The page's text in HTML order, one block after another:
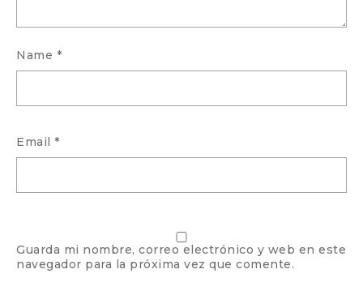
Name *
Email *
Guarda mi nombre, correo electrónico y web en este
navegador para la próxima vez que comente.